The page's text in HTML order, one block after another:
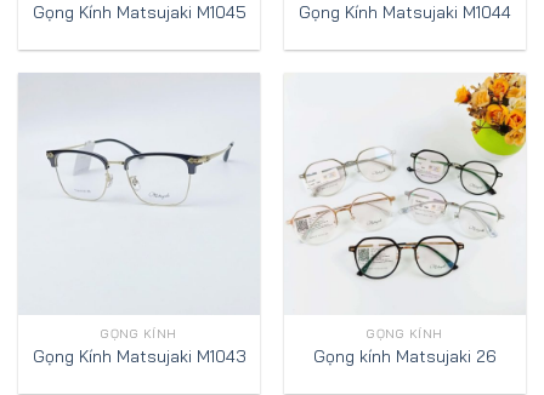
Gọng Kính Matsujaki M1045 Gọng Kính Matsujaki M1044
GỌNG KÍNH
Gọng Kính Matsujaki M1043
GỌNG KÍNH
Gọng kính Matsujaki 26